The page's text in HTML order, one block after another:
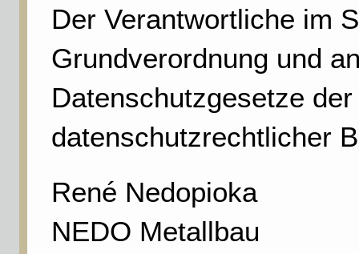
Der Verantwortliche im
Grundverordnung und
Datenschutzgesetze
datenschutzrechtlicher
René Nedopioka
NEDO Metallbau